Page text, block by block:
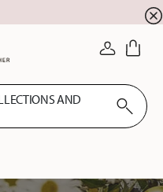
5% OFF and
LOGIN
AND